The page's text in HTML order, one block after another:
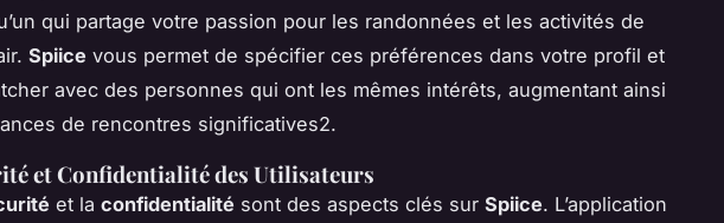
qui partage votre passion pour les randonnées et les activités de
Spiice vous permet de spécifier ces préférences dans votre profil et
avec des personnes qui ont les mêmes intérêts, augmentant ainsi
de rencontres significatives2.
et Confidentialité des Utilisateurs
et la confidentialité sont des aspects clés sur Spiice. L’application